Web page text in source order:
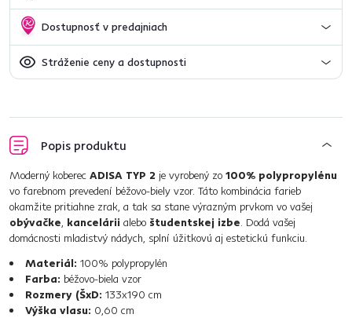
Dostupnosť v predajniach
Stráženie ceny a dostupnosti
Popis produktu
Moderný koberec ADISA TYP 2 je vyrobený zo 100% polypropylénu
vo farebnom prevedení béžovo-biely vzor. Táto kombinácia farieb
okamžite pritiahne zrak, a tak sa stane výrazným prvkom vo vašej
obývačke, kancelárii alebo študentskej izbe. Dodá vašej
domácnosti mladistvý nádych, splní úžitkovú aj estetickú funkciu.
Materiál: 100% polypropylén
Farba: béžovo-biela vzor
Rozmery (ŠxD: 133x190 cm
Výška vlasu: 0,60 cm